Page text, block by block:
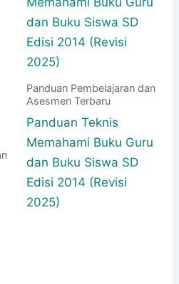
Panduan Pembelajaran dan
Asesmen Terbaru
Panduan Teknis
Memahami Buku Guru
dan Buku Siswa SD
Edisi 2014 (Revisi
2025)